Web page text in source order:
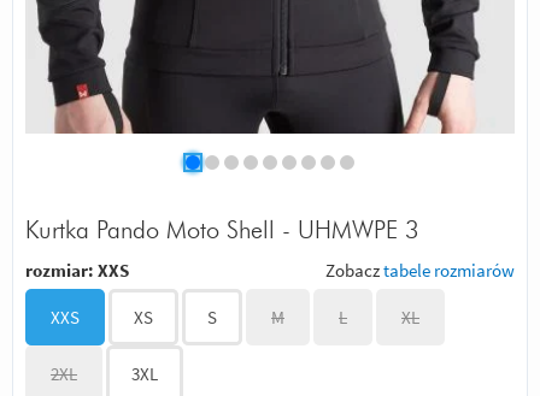
Kurtka Pando Moto Shell - UHMWPE 3
rozmiar: XXS Zobacztabele rozmiarów
XXS XS S M L XL
2XL 3XL